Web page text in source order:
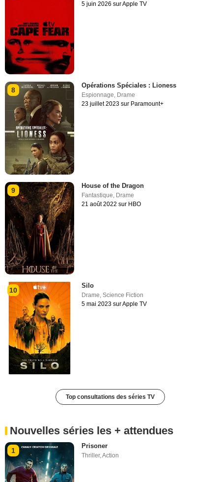
5 juin 2026 sur Apple TV
8
Opérations Spéciales : Lioness
Espionnage, Drame
23 juillet 2023 sur Paramount+
9
House of the Dragon
Fantastique Drame
21 août 2022 sur HBO
10
Silo
Drame,Science Fiction
5 mai 2023 sur Apple TV
Top consultations des séries TV
Nouvelles séries les + attendues
1
Prisoner
Thriller,Action